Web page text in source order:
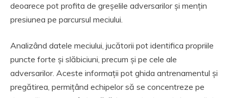
deoarece pot profita de greșelile adversarilor și mențin
presiunea pe parcursul meciului.
Analizând datele meciului, jucătorii pot identifica propriile
puncte forte și slăbiciuni, precum și pe cele ale
adversarilor. Aceste informații pot ghida antrenamentul și
pregătirea, permițând echipelor să se concentreze pe